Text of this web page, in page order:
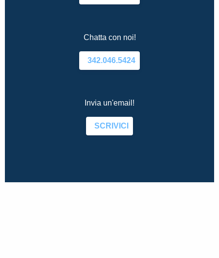
Chatta con noi!
342.046.5424
Invia un'email!
SCRIVICI